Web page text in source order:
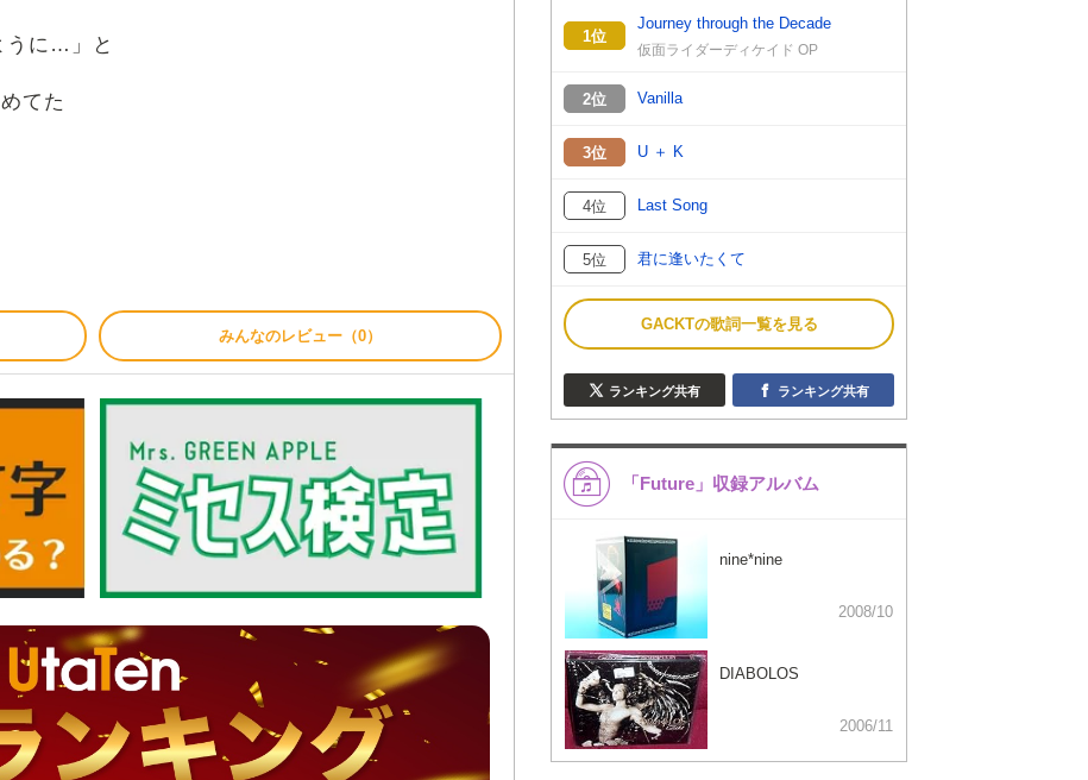
うに…」と
てた
みんなのレビュー（0）
1位
Journey through the Decade
仮面ライダーディケイド OP
2位 Vanilla
3位 U ＋ K
4位 Last Song
5位 君に逢いたくて
GACKTの歌詞一覧を見る
ランキング共有 ランキング共有
「Future」収録アルバム
nine*nine
2008/10
DIABOLOS
2006/11